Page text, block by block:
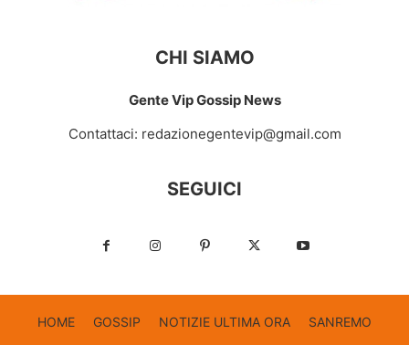
CHI SIAMO
Gente Vip Gossip News
Contattaci: redazionegentevip@gmail.com
SEGUICI
HOME GOSSIP NOTIZIE ULTIMA ORA SANREMO